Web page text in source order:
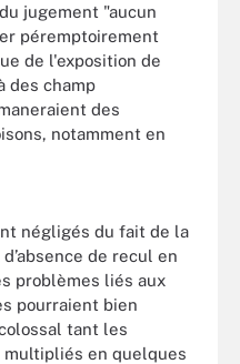
jugement "aucun
péremptoirement
de l'exposition de
des champ
des
notamment en
négligés du fait de la
de recul en
problèmes liés aux
pourraient bien
tant les
en quelques